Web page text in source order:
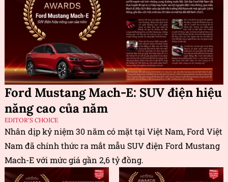
Ford Mustang Mach-E: SUV điện hiệu
năng cao của năm
EDITOR'S CHOICE
Nhân dịp kỷ niệm 30 năm có mặt tại Việt Nam, Ford Việt
Nam đã chính thức ra mắt mẫu SUV điện Ford Mustang
Mach-E với mức giá gần 2,6 tỷ đồng.